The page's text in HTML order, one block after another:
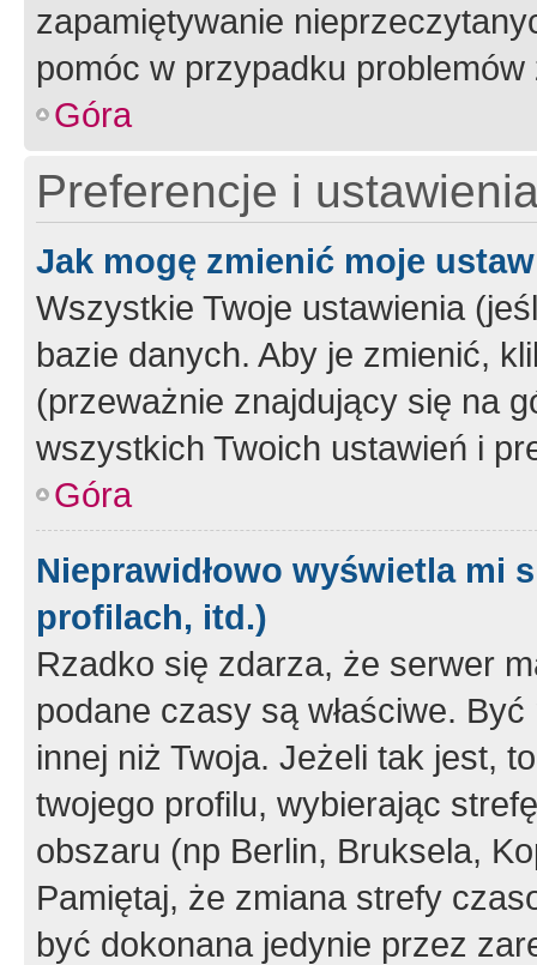
zapamiętywanie
pomóc w przypadku
Góra
Preferencje i
Jak mogę zmienić moje
Wszystkie Twoje ustawienia
bazie danych. Aby je zmienić,
(przeważnie znajdujący się na
wszystkich Twoich ustawień i
Góra
Nieprawidłowo wyświetla mi
profilach, itd.)
Rzadko się zdarza, że serwer
podane czasy są właściwe.
innej niż Twoja. Jeżeli tak jest,
twojego profilu, wybierając
obszaru (np Berlin, Bruksela,
Pamiętaj, że zmiana strefy
być dokonana jedynie przez